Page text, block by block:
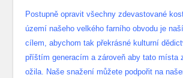
Postupně opravit všechny zdevastované
území našeho velkého farního obvodu je
cílem, abychom tak překrásné kulturní
příštím generacím a zároveň aby tato místa
ožila. Naše snažení můžete podpořit na